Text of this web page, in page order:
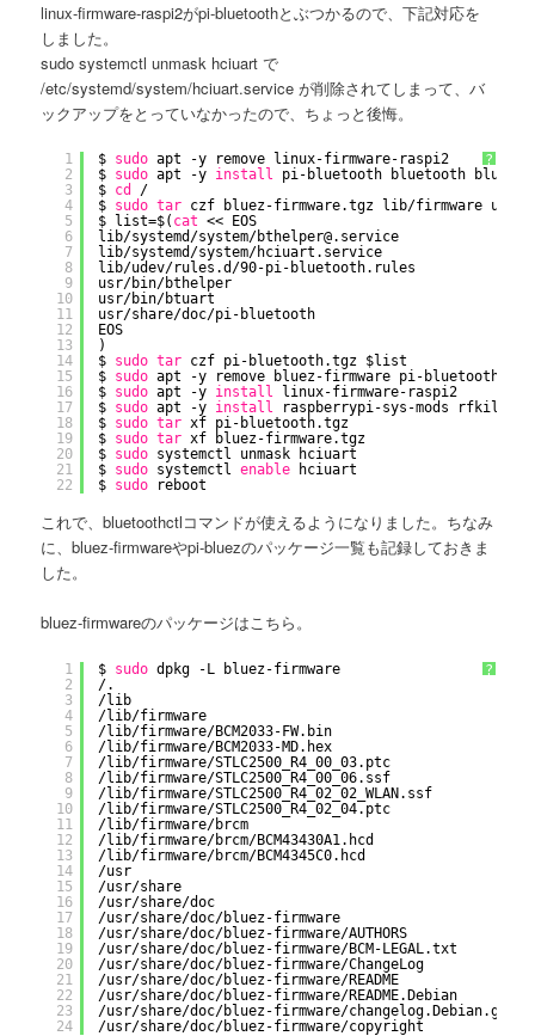
linux-firmware-raspi2がpi-bluetoothとぶつかるので、下記対応を
しました。
sudo systemctl unmask hciuart で
/etc/systemd/system/hciuart.service が削除されてしまって、バ
ックアップをとっていなかったので、ちょっと後悔。
?
1
2
3
4
5
6
7
8
9
10
11
12
13
14
15
16
17
18
19
20
21
22
$ sudo apt -y remove linux-firmware-raspi2
$ sudo apt -y install
pi-bluetooth bluetooth bluez
$ cd
/
$ sudo tar czf bluez-firmware.tgz lib/firmware usr
$ list=$( cat << EOS
lib/systemd/system/bthelper@.service
lib/systemd/system/hciuart .service
lib/udev/rules .d /90-pi-bluetooth.rules
usr/bin/bthelper
usr/bin/btuart
usr/share/doc/pi-bluetooth
EOS
)
$ sudo tar czf pi-bluetooth.tgz $list
$ sudo apt -y remove bluez-firmware pi-bluetooth
$ sudo apt -y install
linux-firmware-raspi2
$ sudo apt -y install
raspberrypi-sys-mods rfkill
$ sudo tar xf pi-bluetooth.tgz
$ sudo tar xf bluez-firmware.tgz
$ sudo systemctl unmask hciuart
$ sudo systemctl enable
hciuart
$ sudo reboot
これで、bluetoothctlコマンドが使えるようになりました。ちなみ
に、bluez-firmwareやpi-bluezのパッケージ一覧も記録しておきま
した。
bluez-firmwareのパッケージはこちら。
?
1
2
3
4
5
6
7
8
9
10
11
12
13
14
15
16
17
18
19
20
21
22
23
24
$ sudo dpkg -L bluez-firmware
/.
/lib
/lib/firmware
/lib/firmware/BCM2033-FW.bin
/lib/firmware/BCM2033-MD.hex
/lib/firmware/STLC2500_R4_00_03.ptc
/lib/firmware/STLC2500_R4_00_06.ssf
/lib/firmware/STLC2500_R4_02_02_WLAN.ssf
/lib/firmware/STLC2500_R4_02_04.ptc
/lib/firmware/brcm
/lib/firmware/brcm/BCM43430A1 .hcd
/lib/firmware/brcm/BCM4345C0.hcd
/usr
/usr/share
/usr/share/doc
/usr/share/doc/bluez-firmware
/usr/share/doc/bluez-firmware/AUTHORS
/usr/share/doc/bluez-firmware/BCM-LEGAL .txt
/usr/share/doc/bluez-firmware/ChangeLog
/usr/share/doc/bluez-firmware/README
/usr/share/doc/bluez-firmware/README.Debian
/usr/share/doc/bluez-firmware/changelog.Debian.gz
/usr/share/doc/bluez-firmware/copyright